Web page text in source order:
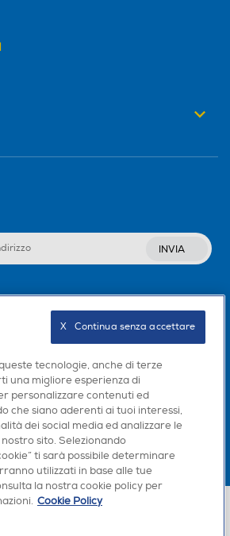
INVIA
legale Via Montefeltro, 6/a 20156 Milano
tecnologie, anche di terze
una migliore esperienza di
personalizzare contenuti ed
che siano aderenti ai tuoi interessi,
dei social media ed analizzare le
sito. Selezionando
ti sarà possibile determinare
utilizzati in base alle tue
la nostra cookie policy per
Cookie Policy
X   Continua senza accettare